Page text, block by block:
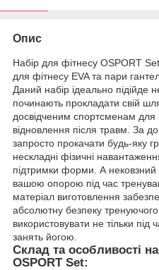
Опис
Набір для фітнесу OSPORT
для фітнесу EVA та пари
Даний набір ідеально підійде
починають прокладати свій
досвідченим спортсменам
відновлення після травм. За
запросто прокачати будь-яку
нескладні фізичні
підтримки форми. А
вашою опорою під час
матеріал виготовлення
абсолютну безпеку
використовувати не тільки
занять йогою.
Склад та особливості
OSPORT Set: